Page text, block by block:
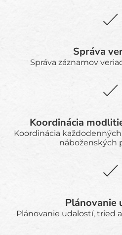
Správa
Správa záznamov
Koordinácia
Koordinácia
náboženských
Plánovanie
Plánovanie udalostí, tried